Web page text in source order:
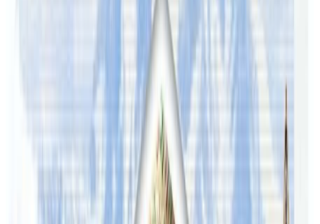
पीडितसंग भएको सहमति यस्तो छ ।
ठगिनेहरु अरु पनि हुनसक्ने र अझै सम्पर्कमा नआएको हुन सक्ने
क्रिप्टोको कारोवारमा फसेका ती युवाले अब आफु सुध्रिएर काम र
पढाइमा ध्यान दिने र आइन्दा यस्तो ठगी नगर्ने प्रतिबद्धता समेत गरेका
छन् । कोठा भाडामा लिदा र दिदा सहमति पत्रमा हस्ताक्षर गर्दा यस्तो